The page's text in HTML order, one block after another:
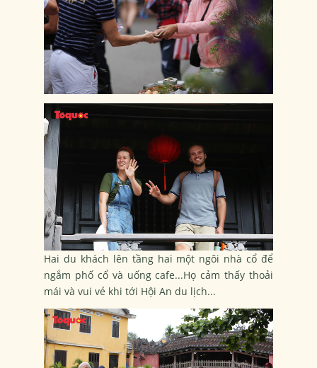
Hai du khách lên tầng hai một ngôi nhà cổ để
ngắm phố cổ và uống cafe...Họ cảm thấy thoải
mái và vui vẻ khi tới Hội An du lịch...